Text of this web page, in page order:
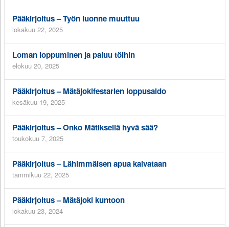
Pääkirjoitus – Työn luonne muuttuu
lokakuu 22, 2025
Loman loppuminen ja paluu töihin
elokuu 20, 2025
Pääkirjoitus – Mätäjokifestarien loppusaldo
kesäkuu 19, 2025
Pääkirjoitus – Onko Mätiksellä hyvä sää?
toukokuu 7, 2025
Pääkirjoitus – Lähimmäisen apua kaivataan
tammikuu 22, 2025
Pääkirjoitus – Mätäjoki kuntoon
lokakuu 23, 2024